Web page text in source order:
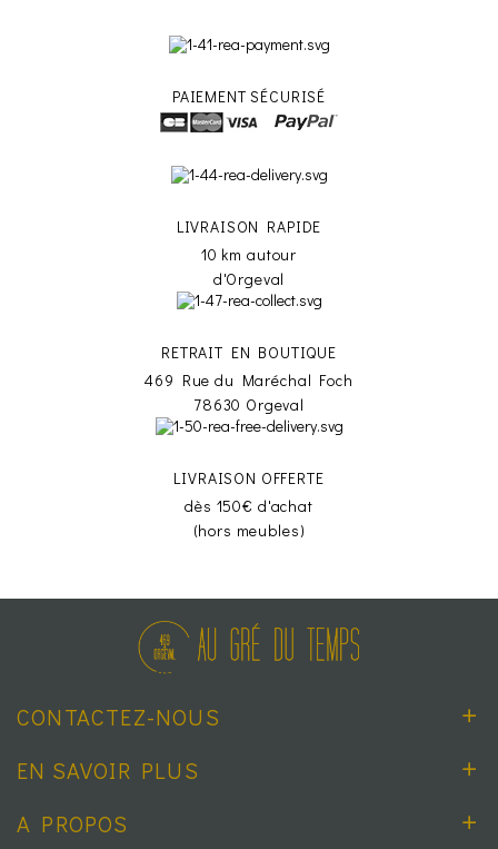
PAIEMENT SÉCURISÉ
LIVRAISON RAPIDE
10 km autour
d'Orgeval
RETRAIT EN BOUTIQUE
469 Rue du Maréchal Foch
78630 Orgeval
LIVRAISON OFFERTE
dès 150€ d'achat
(hors meubles)
CONTACTEZ-NOUS
EN SAVOIR PLUS
A PROPOS